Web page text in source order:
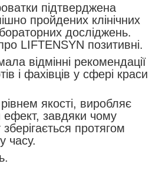
підтверджена
пройдених клінічних
досліджень.
LIFTENSYN позитивні.
відмінні рекомендації
і фахівців у сфері краси
якості, виробляє
ефект, завдяки чому
зберігається протягом
часу.